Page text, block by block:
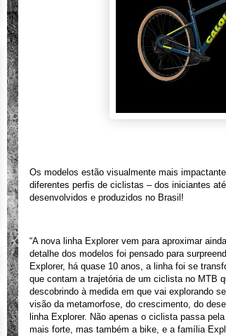
Os modelos estão visualmente mais
diferentes perfis de ciclistas – dos iniciantes
desenvolvidos e produzidos no Brasil!
“A nova linha Explorer vem para aproximar
detalhe dos modelos foi pensado para
Explorer, há quase 10 anos, a linha foi se
que contam a trajetória de um ciclista no MTB
descobrindo à medida em que vai explorando
visão da metamorfose, do crescimento, do
linha Explorer. Não apenas o ciclista passa
mais forte, mas também a bike, e a família